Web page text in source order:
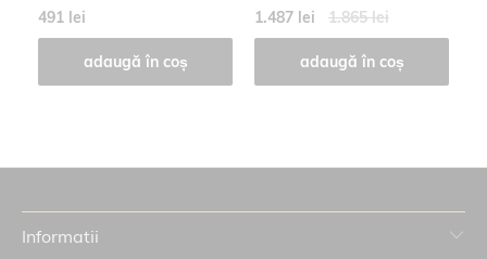
491 lei
adaugă în coș
1.487 lei 1.865 lei
adaugă în coș
Informatii